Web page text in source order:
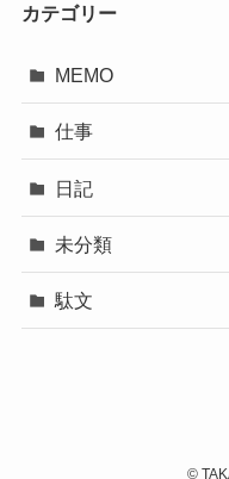
カテゴリー
MEMO
仕事
日記
未分類
駄文
©